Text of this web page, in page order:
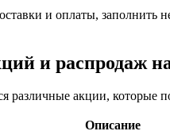
и оплаты,
и распродаж
различные акции,
Описание